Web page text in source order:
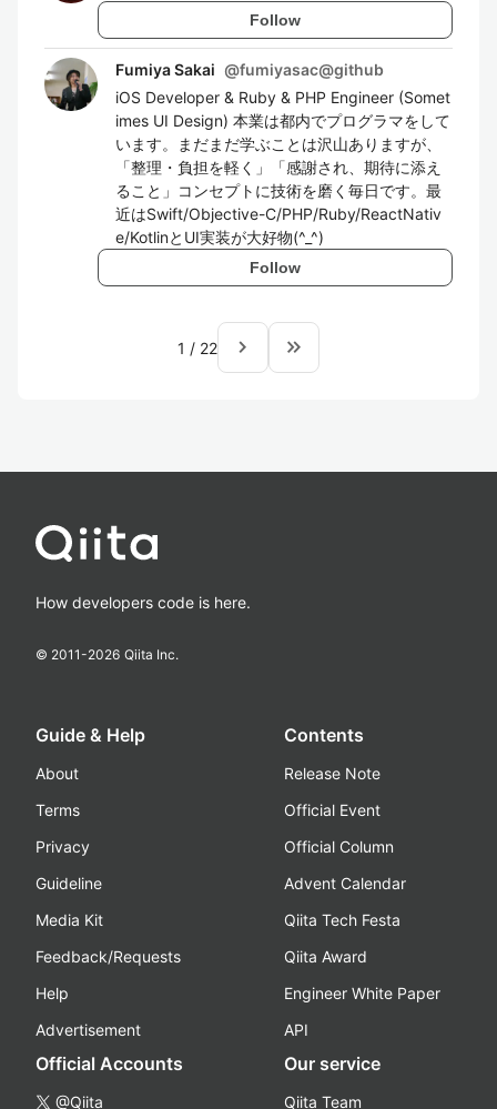
Follow
Fumiya Sakai @fumiyasac@github
iOS Developer & Ruby & PHP Engineer (Somet
imes UI Design) 本業は都内でプログラマをして
います。まだまだ学ぶことは沢山ありますが、
「整理・負担を軽く」「感謝され、期待に添え
ること」コンセプトに技術を磨く毎日です。最
近はSwift/Objective-C/PHP/Ruby/ReactNativ
e/KotlinとUI実装が大好物(^_^)
Follow
1 / 22 navigate_next keyboard_double_arrow_right
How developers code is here.
© 2011-2026 Qiita Inc.
Guide & Help
About
Terms
Privacy
Guideline
Media Kit
Feedback/Requests
Help
Advertisement
Contents
Release Note
Official Event
Official Column
Advent Calendar
Qiita Tech Festa
Qiita Award
Engineer White Paper
API
Official Accounts
@Qiita
Our service
Qiita Team